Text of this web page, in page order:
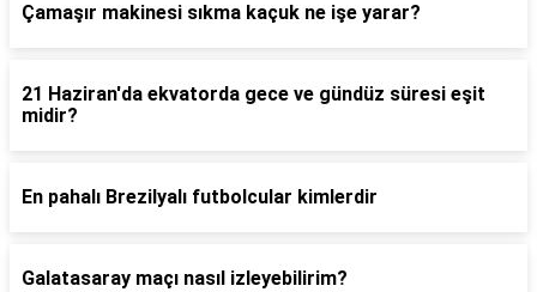
Çamaşır makinesi sıkma kaçuk ne işe yarar?
21 Haziran'da ekvatorda gece ve gündüz süresi eşit
midir?
En pahalı Brezilyalı futbolcular kimlerdir
Galatasaray maçı nasıl izleyebilirim?